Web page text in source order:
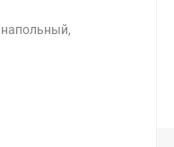
напольный,